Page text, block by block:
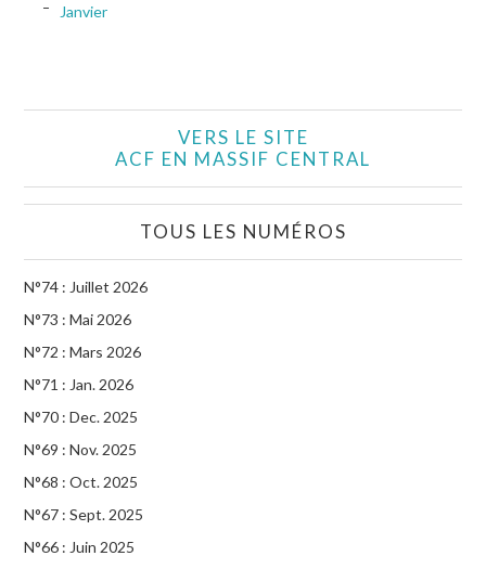
Janvier
VERS LE SITE
ACF EN MASSIF CENTRAL
TOUS LES NUMÉROS
N°74 : Juillet 2026
N°73 : Mai 2026
N°72 : Mars 2026
N°71 : Jan. 2026
N°70 : Dec. 2025
N°69 : Nov. 2025
N°68 : Oct. 2025
N°67 : Sept. 2025
N°66 : Juin 2025